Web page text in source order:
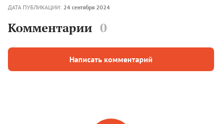
ДАТА ПУБЛИКАЦИИ: 24 сентября 2024
Комментарии 0
Написать комментарий